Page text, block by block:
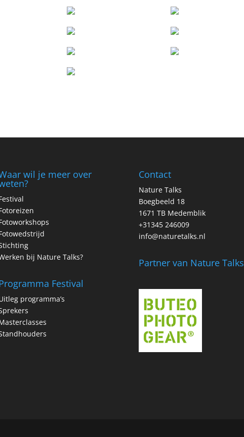
wil je meer over
bij Nature Talks?
Festival
programma’s
Contact
Nature Talks
Boegbeeld 18
1671 TB Medemblik
+31345 246009
info@naturetalks.nl
Partner van Nature Talks